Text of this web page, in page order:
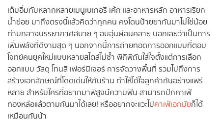
เต็มอิ่มกับหลากหลายเมนูเบเกอรี เค้ก และอาหารหลัก อาหารเรียก
น้ำย่อย มาถึงตรงนี้แล้วคิดว่าทุกคน คงโดนป้ายยากันมาไม่ใช่น้อย
ท่ามกลางบรรยากาศสบาย ๆ อบอุ่นผ่อนคลาย บอกเลยว่าเป็นการ
เพิ่มพลังที่ดีงามสุด ๆ นอกจากนี้การถ่ายทอดการออกแบบที่ตอบ
โจทย์คนยุคใหม่แบบหลายสไตล์ไม่ซ้ำ พิถีพิถันใส่ใจตั้งแต่การเลือก
ออกแบบ วัสดุ โทนสี เฟอร์นิเจอร์ การจัดวางพื้นที่ รวมไปถึงการ
สร้างเอกลักษณ์ที่โดดเด่นให้กับร้าน ทำให้ได้ใจลูกค้ากันอย่างแพร่
หลาย สำหรับใครที่อยากมาพิสูจน์ความฟิน สามารถปักคาเฟ่
ทองหล่อแล้วตามกันมาได้เลย! หรืออยากจะแวะไปคาเฟ่เอกมัยก็ได้
เหมือนกันน้า